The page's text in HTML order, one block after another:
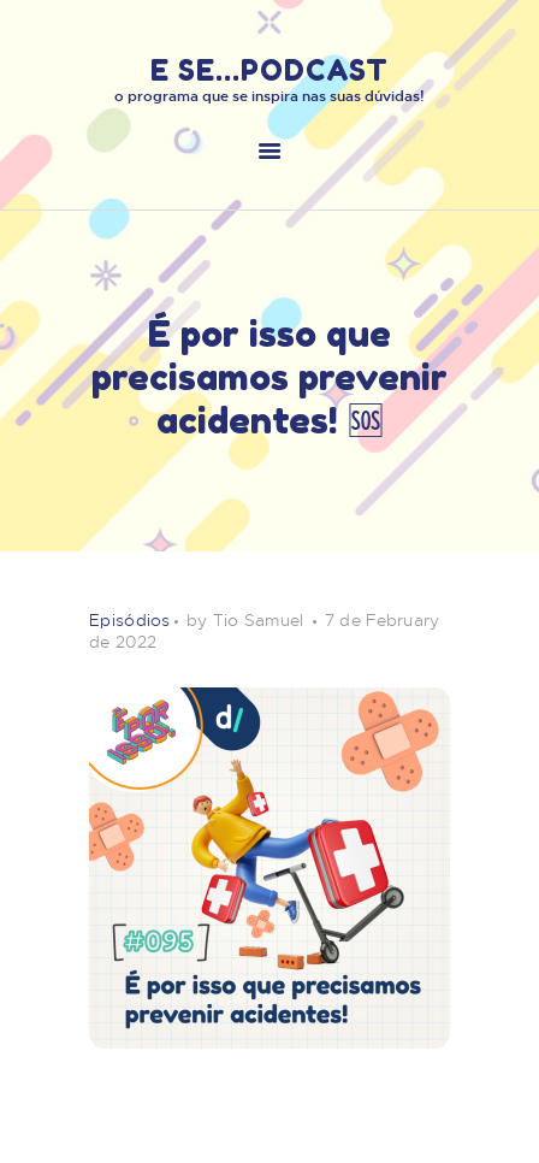
E SE...PODCAST
o programa que se inspira nas suas dúvidas!
É por isso que
precisamos prevenir
acidentes! 🆘
E SE...PODCAST
o programa que se inspira nas suas dúvidas!
INÍCIO
SOBRE O PODCAST
MANDE O SEU “E …
SE”
ENTRE EM
CONTATO:
Episódios by Tio Samuel
7 de February
de 2022